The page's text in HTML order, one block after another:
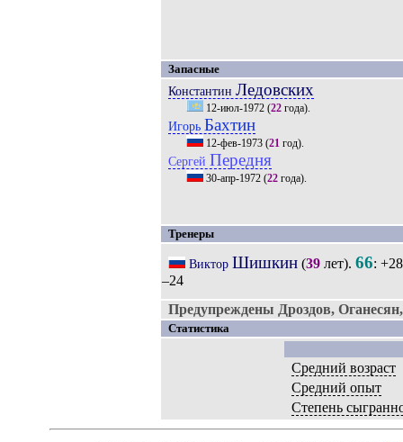
Запасные
Константин Ледовских
12-июл-1972(22года).
Игорь Бахтин
12-фев-1973(21год).
Сергей Передня
30-апр-1972(22года).
Тренеры
Виктор Шишкин(39лет). 66:
–24
Предупреждены Дроздов,
Статистика
Средний возраст
Средний опыт
Степень